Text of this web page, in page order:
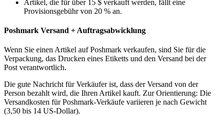
Artikel, die für über 15 $ verkauft werden, fällt eine
Provisionsgebühr von 20 % an.
Poshmark Versand + Auftragsabwicklung
Wenn Sie einen Artikel auf Poshmark verkaufen, sind Sie für die
Verpackung, das Drucken eines Etiketts und den Versand bei der
Post verantwortlich.
Die gute Nachricht für Verkäufer ist, dass der Versand von der
Person bezahlt wird, die Ihren Artikel kauft. Zur Orientierung: Die
Versandkosten für Poshmark-Verkäufe variieren je nach Gewicht
(3,50 bis 14 US-Dollar).